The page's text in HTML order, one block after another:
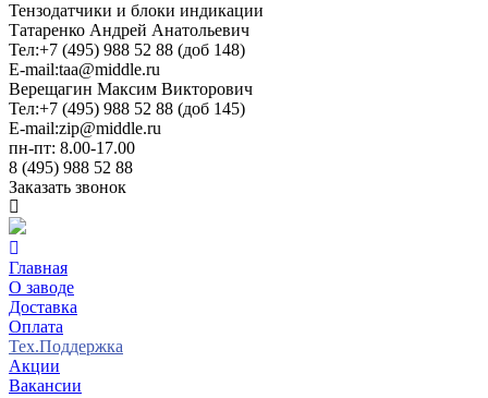
Тензодатчики и блоки индикации
Татаренко Андрей Анатольевич
Тел:+7 (495) 988 52 88 (доб 148)
E-mail:taa@middle.ru
Верещагин Максим Викторович
Тел:+7 (495) 988 52 88 (доб 145)
E-mail:zip@middle.ru
пн-пт: 8.00-17.00
8 (495) 988 52 88
Заказать звонок
Главная
О заводе
Доставка
Оплата
Тех.Поддержка
Акции
Вакансии